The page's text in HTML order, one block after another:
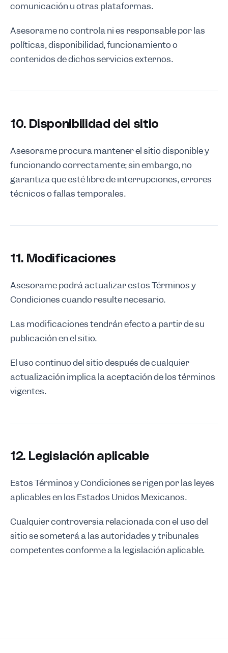
comunicación u otras plataformas.
Asesorame no controla ni es responsable por las
políticas, disponibilidad, funcionamiento o
contenidos de dichos servicios externos.
10. Disponibilidad del sitio
Asesorame procura mantener el sitio disponible y
funcionando correctamente; sin embargo, no
garantiza que esté libre de interrupciones, errores
técnicos o fallas temporales.
11. Modificaciones
Asesorame podrá actualizar estos Términos y
Condiciones cuando resulte necesario.
Las modificaciones tendrán efecto a partir de su
publicación en el sitio.
El uso continuo del sitio después de cualquier
actualización implica la aceptación de los términos
vigentes.
12. Legislación aplicable
Estos Términos y Condiciones se rigen por las leyes
aplicables en los Estados Unidos Mexicanos.
Cualquier controversia relacionada con el uso del
sitio se someterá a las autoridades y tribunales
competentes conforme a la legislación aplicable.